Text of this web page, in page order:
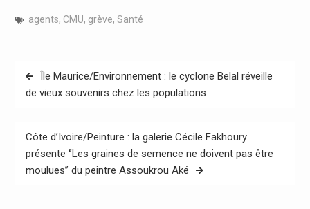
agents, CMU, grève, Santé
Navigation
de
Île Maurice/Environnement : le cyclone Belal réveille
de vieux souvenirs chez les populations
Côte d’Ivoire/Peinture : la galerie Cécile Fakhoury
présente ‘’Les graines de semence ne doivent pas être
moulues’’ du peintre Assoukrou Aké